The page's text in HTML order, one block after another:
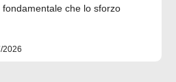
che lo sforzo
2026